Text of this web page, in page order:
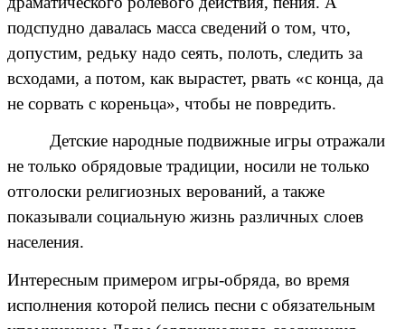
подспудно давалась масса сведений о том, что,
допустим, редьку надо сеять, полоть, следить за
всходами, а потом, как вырастет, рвать «с конца, да
не сорвать с кореньца», чтобы не повредить.
Детские народные подвижные игры отражали
не только обрядовые традиции, носили не только
отголоски религиозных верований, а также
показывали социальную жизнь различных слоев
населения.
Интересным примером игры-обряда, во время
исполнения которой пелись песни с обязательным